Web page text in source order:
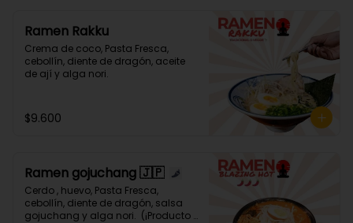
Ramen Rakku
Crema de coco, Pasta Fresca,
cebollín, diente de dragón, aceite
de ají y alga nori.
$9.600
Ramen gojuchang 🇯🇵
Cerdo , huevo, Pasta Fresca,
cebollín, diente de dragón, salsa
gojuchang y alga nori.  (¡Producto